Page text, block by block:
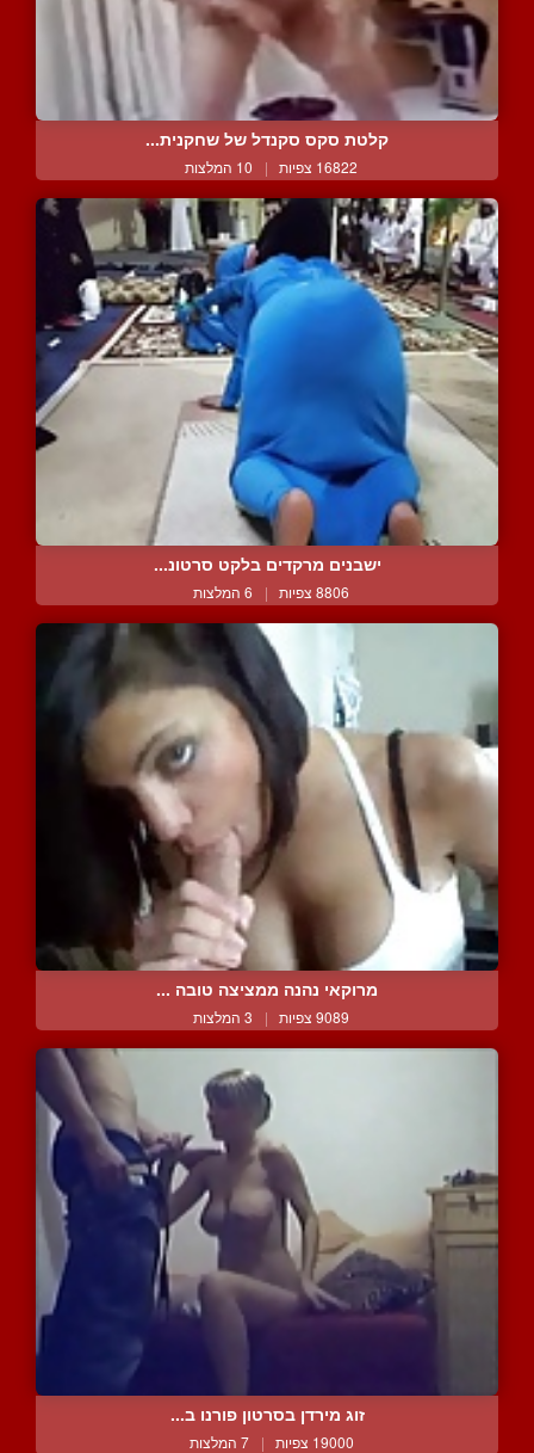
קלטת סקס סקנדל של שחקנית...
16822 צפיות | 10 המלצות
ישבנים מרקדים בלקט סרטונ...
8806 צפיות | 6 המלצות
מרוקאי נהנה ממציצה טובה ...
9089 צפיות | 3 המלצות
זוג מירדן בסרטון פורנו ב...
19000 צפיות | 7 המלצות